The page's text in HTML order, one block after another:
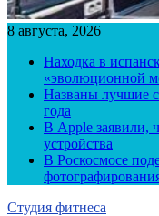
8 августа, 2026
Находка в
«эволюционной
Названы лучшие
года
В Apple заявили,
устройства
В Роскосмосе
Студия фитнеса